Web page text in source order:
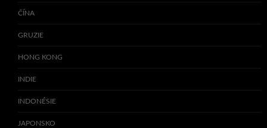
ČÍNA
GRUZIE
HONG KONG
INDIE
INDONÉSIE
JAPONSKO